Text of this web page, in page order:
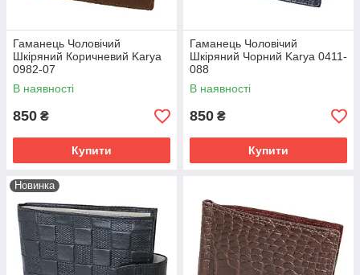
Гаманець Чоловічий
Шкіряний Коричневий Karya
0982-07
В наявності
850 ₴
Купити
Гаманець Чоловічий
Шкіряний Чорний Karya 0411-
088
В наявності
850 ₴
Купити
Новинка